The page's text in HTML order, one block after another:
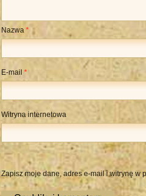
Nazwa *
E-mail *
Witryna internetowa
Zapisz moje dane, adres e-mail i witrynę w